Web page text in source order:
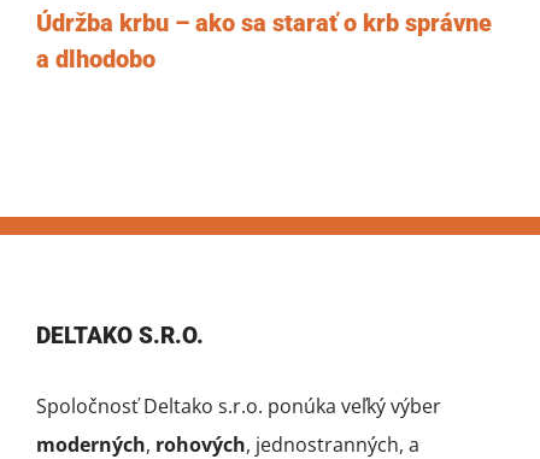
Údržba krbu – ako sa starať o krb správne
a dlhodobo
DELTAKO S.R.O.
Spoločnosť Deltako s.r.o. ponúka veľký výber
moderných, rohových, jednostranných, a